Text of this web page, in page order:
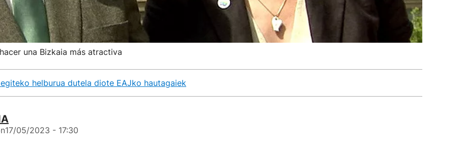
una Bizkaia más atractiva
helburua dutela diote EAJko hautagaiek
17/05/2023 - 17:30